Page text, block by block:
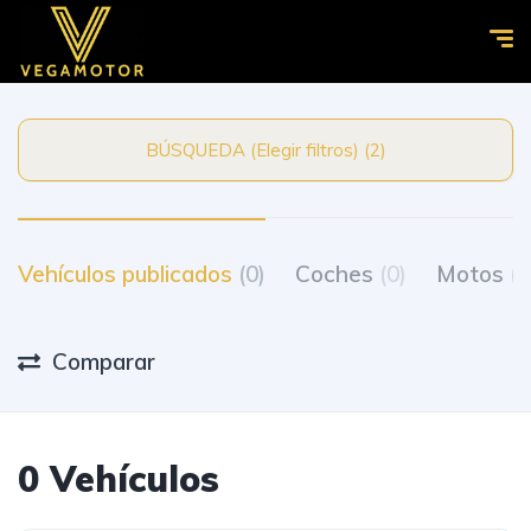
BÚSQUEDA (Elegir filtros) (2)
Vehículos publicados (0) Coches (0) Motos
Comparar
0 Vehículos